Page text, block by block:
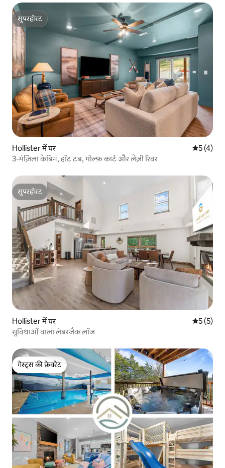
सुपरहोस्ट
सुपरहोस्ट
Hollister में घर औसत रेटिंग
5 (4)
3-मंज़िला केबिन, हॉट टब, गोल्फ़ कार्ट और लेज़ी रिवर
सुपरहोस्ट
सुपरहोस्ट
Hollister में घर औसत रेटिंग
5 (5)
सुविधाओं वाला लंबरजैक लॉज
गेस्ट्स की फ़ेवरेट
गेस्ट्स की फ़ेवरेट